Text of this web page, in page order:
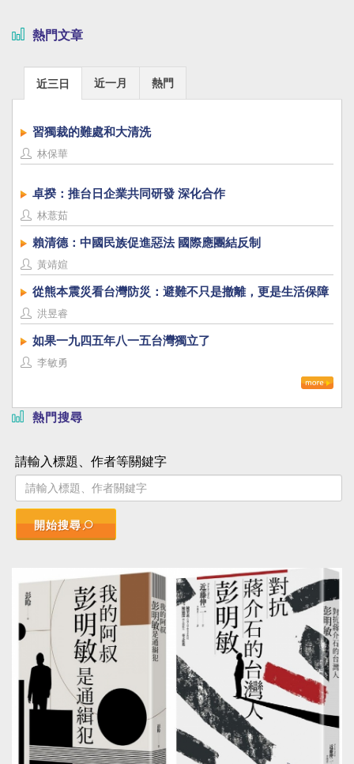
熱門文章
近三日 近一月 熱門
習獨裁的難處和大清洗
林保華
卓揆：推台日企業共同研發 深化合作
林薏茹
賴清德：中國民族促進惡法 國際應團結反制
黃靖媗
從熊本震災看台灣防災：避難不只是撤離，更是生活保障
洪昱睿
如果一九四五年八一五台灣獨立了
李敏勇
熱門搜尋
請輸入標題、作者等關鍵字
開始搜尋